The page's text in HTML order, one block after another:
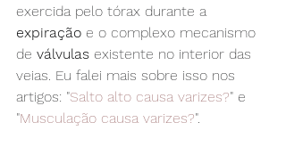
exercida pelo tórax durante a
expiração e o complexo mecanismo
de válvulas existente no interior das
veias. Eu falei mais sobre isso nos
artigos: "Salto alto causa varizes?" e
"Musculação causa varizes?".